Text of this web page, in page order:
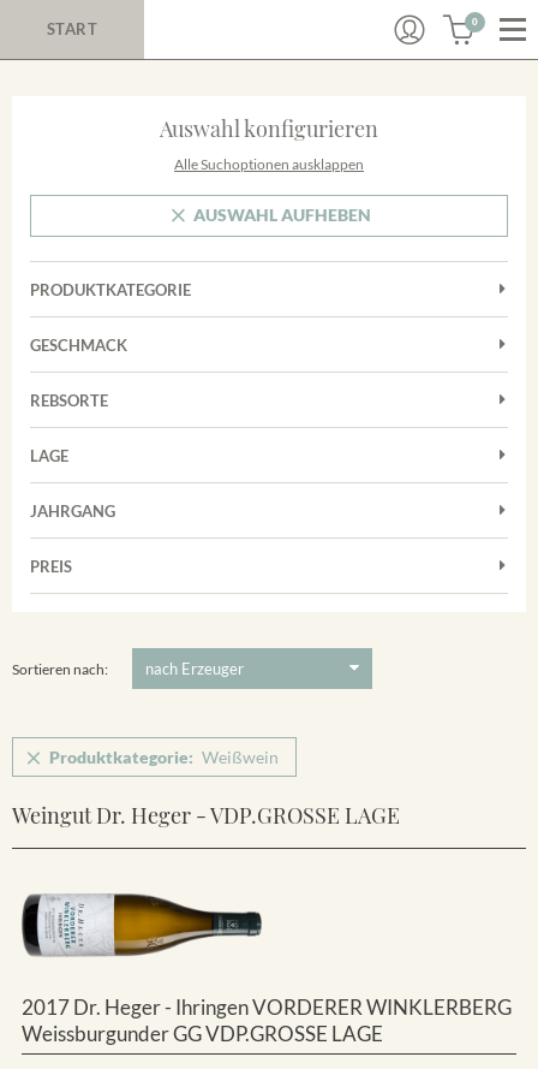
START 0
Auswahl konfigurieren
Alle Suchoptionen ausklappen
AUSWAHL AUFHEBEN
PRODUKTKATEGORIE
Cuvées
Rosé
Weißwein
GESCHMACK
Trocken
REBSORTE
Chardonnay
Grauburgunder
Riesling
LAGE
Achkarrer Schlossberg
Vorderer Winklerberg
Winklerberg Hinter Winklen
JAHRGANG
PREIS
Sortieren nach:
Produktkategorie: Weißwein
Weingut Dr. Heger - VDP.GROSSE LAGE
2017 Dr. Heger - Ihringen VORDERER WINKLERBERG
Weissburgunder GG VDP.GROSSE LAGE